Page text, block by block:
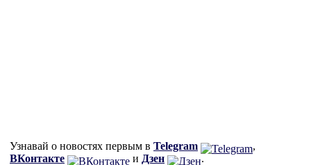
Узнавай о новостях первым в Telegram
,
ВКонтакте
и Дзен .